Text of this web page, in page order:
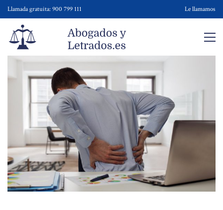
Llamada gratuita: 900 799 111 Le llamamos